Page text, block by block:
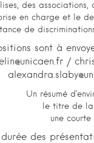
des
en charge et le
de
sont à
/
Un résumé
le titre de
une
des